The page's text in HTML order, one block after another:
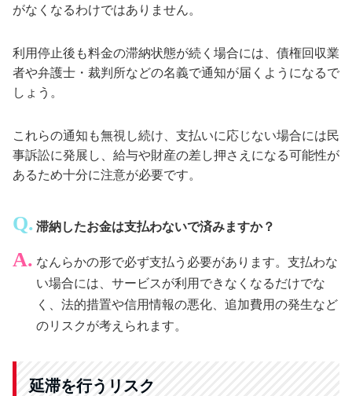
がなくなるわけではありません。
利用停止後も料金の滞納状態が続く場合には、債権回収業
者や弁護士・裁判所などの名義で通知が届くようになるで
しょう。
これらの通知も無視し続け、支払いに応じない場合には民
事訴訟に発展し、給与や財産の差し押さえになる可能性が
あるため十分に注意が必要です。
滞納したお金は支払わないで済みますか？
なんらかの形で必ず支払う必要があります。支払わな
い場合には、サービスが利用できなくなるだけでな
く、法的措置や信用情報の悪化、追加費用の発生など
のリスクが考えられます。
延滞を行うリスク